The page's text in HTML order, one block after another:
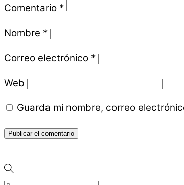
Comentario *
Nombre *
Correo electrónico *
Web
Guarda mi nombre, correo